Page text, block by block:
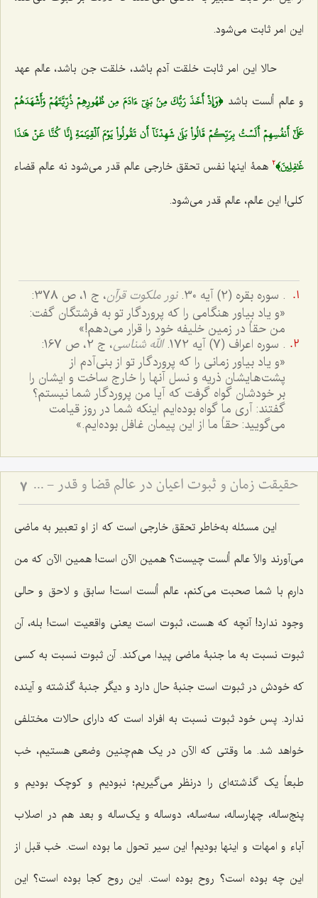
این امر ثابت می‌شود.
حالا این امر ثابت خلقت آدم باشد، خلقت جن باشد، عالم عهد
و عالم ألست باشد﴿وَإِذۡ أَخَذَ رَبُّكَ مِنۢ بَنِيٓ ءَادَمَ مِن ظُهُورِهِمۡ ذُرِّيَّتَهُمۡ وَأَشۡهَدَهُمۡ
عَلَىٰٓ أَنفُسِهِمۡ أَلَسۡتُ بِرَبِّكُمۡ قَالُواْ بَلَىٰ شَهِدۡنَآ أَن تَقُولُواْ يَوۡمَ ٱلۡقِيَٰمَةِ إِنَّا كُنَّا عَنۡ هَٰذَا
غَٰفِلِينَ﴾2 همۀ اینها نفس تحقق خارجی عالم قدر می‌شود نه عالم قضاء
کلی! این عالم، عالم قدر می‌شود.
. سوره بقره (2) آیه 30. نور ملکوت قرآن، ج 1، ص 378:
«و یاد بیاور هنگامى را كه پروردگار تو به فرشتگان گفت:
من حقاً در زمین خلیفه خود را قرار می‌دهم!»
. سوره اعراف (7) آیه 172.
الله شناسی، ج 2، ص 167:
«و یاد بیاور زمانى را كه پروردگار تو از بنى‌آدم از
پشت‌هایشان ذریه و نسل آنها را خارج ساخت و ایشان را
بر خودشان گواه گرفت كه آیا من پروردگار شما نیستم؟
گفتند: آرى ما گواه بوده‌ایم اینكه شما در روز قیامت
مى‌گویید: حقاً ما از این پیمان غافل بوده‌ایم.»
حقیقت زمان و ثبوت اعیان در عالم قضا و قدر - تبیین نسبت میان حرکت دهری و تحقق خارجی موجودات 7
این مسئله به‌خاطر تحقق خارجی است که از او تعبیر به ماضی
می‌آورند والاّ عالم ألست چیست؟ همین الآن است! همین الآن که من
دارم با شما صحبت می‌کنم، عالم ألست است! سابق و لاحق و حالی
وجود ندارد! آنچه که هست، ثبوت است یعنی واقعیت است! بله، آن
ثبوت نسبت به ما جنبۀ ماضی پیدا می‌کند. آن ثبوت نسبت به کسی
که خودش در ثبوت است جنبۀ حال دارد و دیگر جنبۀ گذشته و آینده
ندارد. پس خود ثبوت نسبت به افراد است که دارای حالات مختلفی
خواهد شد. ما وقتی که الآن در یک هم‌چنین وضعی هستیم، خب
طبعاً یک گذشته‌ای را درنظر می‌گیریم؛ نبودیم و کوچک بودیم و
پنج‌ساله، چهار‌ساله، سه‌ساله، دو‌ساله و یک‌ساله و بعد هم در اصلاب
آباء و امهات و اینها بودیم! این سیر تحول ما بوده است. خب قبل از
این چه بوده است؟ روح بوده است. این روح کجا بوده است؟ این